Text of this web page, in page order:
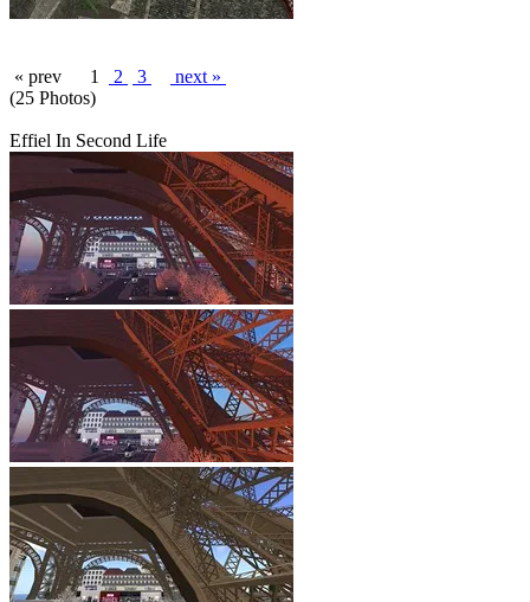
« prev 1 2 3
next »
(25 Photos)
Effiel In Second Life